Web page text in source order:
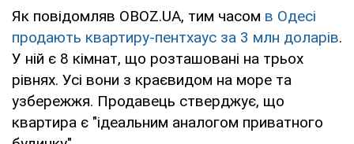
Як повідомляв OBOZ.UA, тим часом в Одесі
продають квартиру-пентхаус за 3 млн доларів.
У ній є 8 кімнат, що розташовані на трьох
рівнях. Усі вони з краєвидом на море та
узбережжя. Продавець стверджує, що
квартира є "ідеальним аналогом приватного